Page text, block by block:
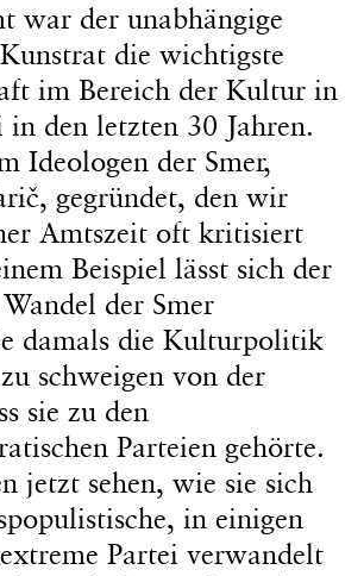
war der unabhängige
die wichtigste
im Bereich der Kultur in
in den letzten 30 Jahren.
Ideologen der Smer,
gegründet, den wir
Amtszeit oft kritisiert
Beispiel lässt sich der
der Smer
damals die Kulturpolitik
schweigen von der
sie zu den
Parteien gehörte.
jetzt sehen, wie sie sich
in einigen
Partei verwandelt